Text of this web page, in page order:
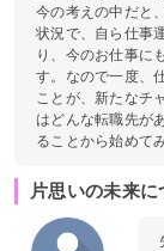
今の考えの中だと
状況で、自ら仕事
り、今のお仕事に
す。なので一度、
ことが、新たなチ
はどんな転職先が
ることから始めて
片思いの未来に